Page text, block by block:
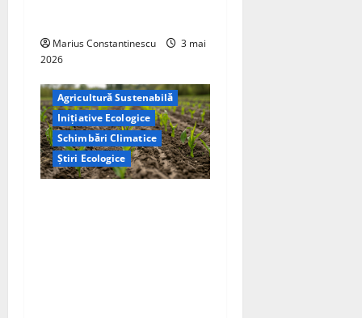
Marius Constantinescu
3 mai
2026
Agricultură Sustenabilă
Inițiative Ecologice
Schimbări Climatice
Știri Ecologice